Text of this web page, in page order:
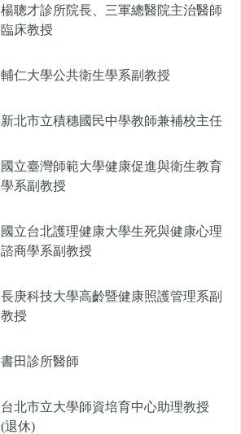
楊聰才診所院長、三軍總醫院主治醫師
臨床教授
輔仁大學公共衛生學系副教授
新北市立積穗國民中學教師兼補校主任
國立臺灣師範大學健康促進與衛生教育
學系副教授
國立台北護理健康大學生死與健康心理
諮商學系副教授
長庚科技大學高齡暨健康照護管理系副
教授
書田診所醫師
台北市立大學師資培育中心助理教授
(退休)